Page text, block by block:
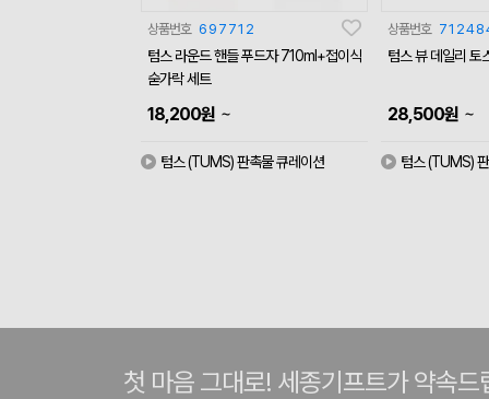
상품번호 697712
텀스 라운드 핸들 푸드자 710ml+접이식
숟가락 세트
18,200원 ~
텀스 (TUMS) 판촉물 큐레이션
상품번호
텀스 뷰 데일리 토
28,500원 ~
텀스 (TUMS)
첫 마음 그대로! 세종기프트가 약속드